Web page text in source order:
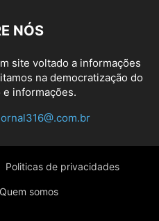
NÓS
site voltado a informações
na democratização do
informações.
Politicas de privacidades
Quem somos